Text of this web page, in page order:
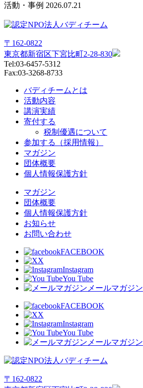
活動・事例 2026.07.21
〒162-0822
東京都新宿区下宮比町2-28-830
Tel:03-6457-5312
Fax:03-3268-8733
バディチームとは
活動内容
講演実績
寄付する
税制優遇について
参加する（採用情報）
マガジン
団体概要
個人情報保護方針
マガジン
団体概要
個人情報保護方針
お知らせ
お問い合わせ
FACEBOOK
X
Instagram
You Tube
メールマガジン
FACEBOOK
X
Instagram
You Tube
メールマガジン
〒162-0822